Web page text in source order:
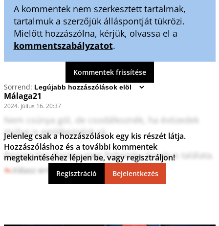
A kommentek nem szerkesztett tartalmak,
tartalmuk a szerzőjük álláspontját tükrözi.
Mielőtt hozzászólna, kérjük, olvassa el a
kommentszabályzatot.
Kommentek frissítése
Sorrend:
Málaga21
2024. július 16. 20:37
Nem csúnya gól, de csodálkoznék, ha évtizedek
múlva is emlékeznénk rá.
Bezzeg Van Basten meg Poborsky ikonikus találata.
Válasz erre 2 3
Jelenleg csak a hozzászólások egy kis részét látja.
Hozzászóláshoz és a további kommentek
megtekintéséhez lépjen be, vagy regisztráljon!
Regisztráció Bejelentkezés